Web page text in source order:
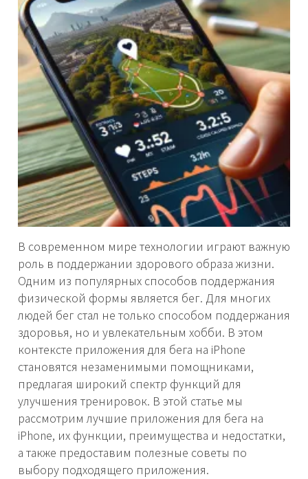
В современном мире технологии играют важную
роль в поддержании здорового образа жизни.
Одним из популярных способов поддержания
физической формы является бег. Для многих
людей бег стал не только способом поддержания
здоровья, но и увлекательным хобби. В этом
контексте приложения для бега на iPhone
становятся незаменимыми помощниками,
предлагая широкий спектр функций для
улучшения тренировок. В этой статье мы
рассмотрим лучшие приложения для бега на
iPhone, их функции, преимущества и недостатки,
а также предоставим полезные советы по
выбору подходящего приложения.